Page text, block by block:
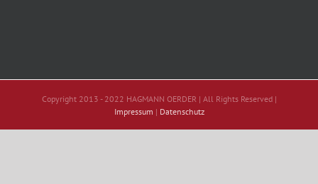
Copyright 2013 - 2022 HAGMANN OERDER | All Rights Reserved |
Impressum | Datenschutz